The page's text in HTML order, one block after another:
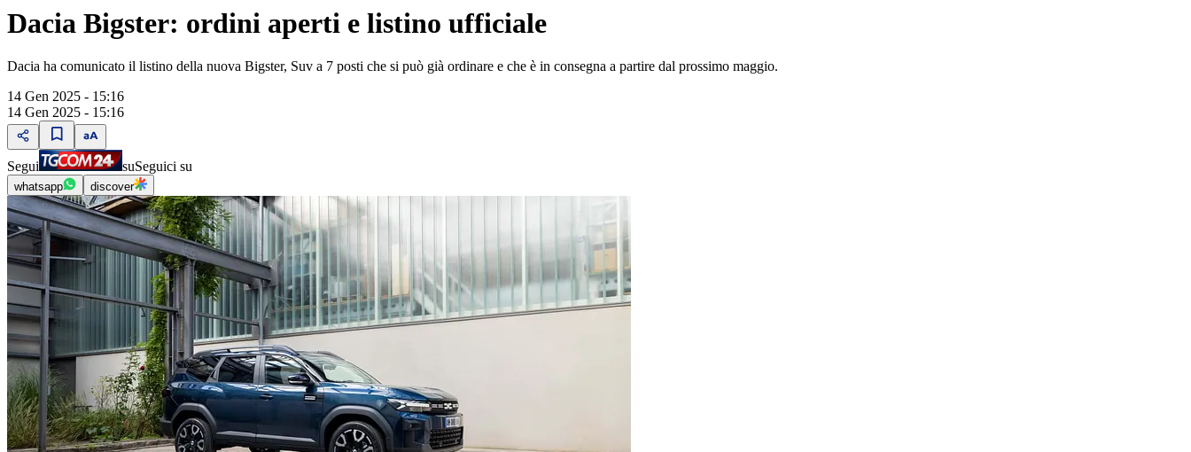
Dacia Bigster: ordini aperti e listino ufficiale
Dacia ha comunicato il listino della nuova Bigster, Suv a 7 posti che si può già ordinare e che è in consegna a partire dal prossimo maggio.
14 Gen 2025 - 15:16
14 Gen 2025 - 15:16
Segui suSeguici su
whatsapp discover